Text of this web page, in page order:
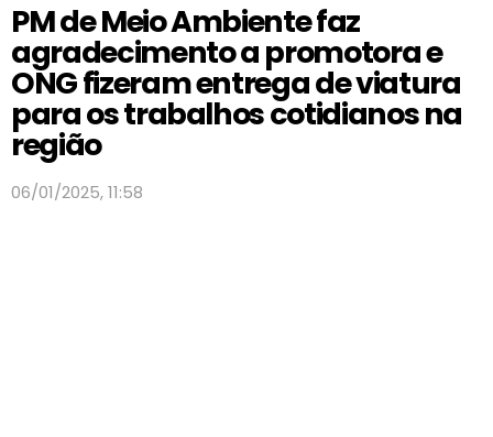
PM de Meio Ambiente faz
agradecimento a promotora e
ONG fizeram entrega de viatura
para os trabalhos cotidianos na
região
06/01/2025, 11:58